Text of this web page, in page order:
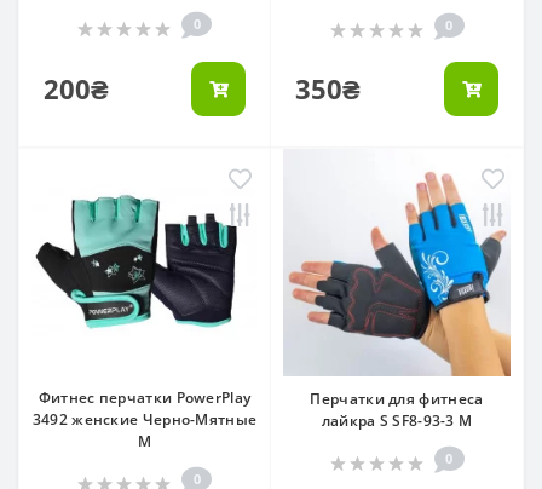
0
200₴
0
350₴
Фитнес перчатки PowerPlay
3492 женские Черно-Мятные
M
0
Перчатки для фитнеса
лайкра S SF8-93-3 M
0